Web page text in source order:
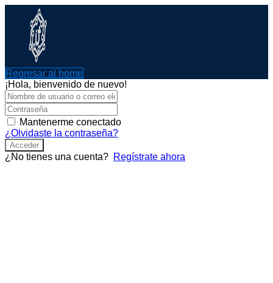
contenido
Regresar al home
¡Hola, bienvenido de nuevo!
Mantenerme conectado
¿Olvidaste la contraseña?
Acceder
¿No tienes una cuenta? Regístrate ahora